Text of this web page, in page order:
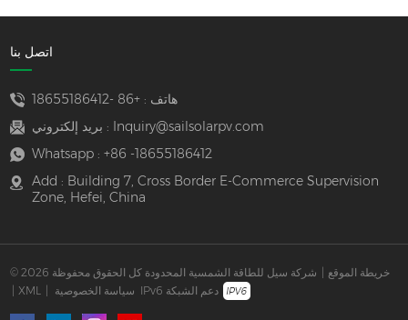
اتصل بنا
هاتف :+86 -18655186412
بريد إلكتروني :
Inquiry@sailsolarpv.com
Whatsapp : +86 -18655186412
Add : Building 7, Cross Border E-Commerce Supervision
Zone, Hefei, China
© 2026 شركة سيل للطاقة الشمسية المحدودة كل الحقوق محفوظة | خريطة الموقع
| XML | سياسة الخصوصية IPv6 دعم الشبكة